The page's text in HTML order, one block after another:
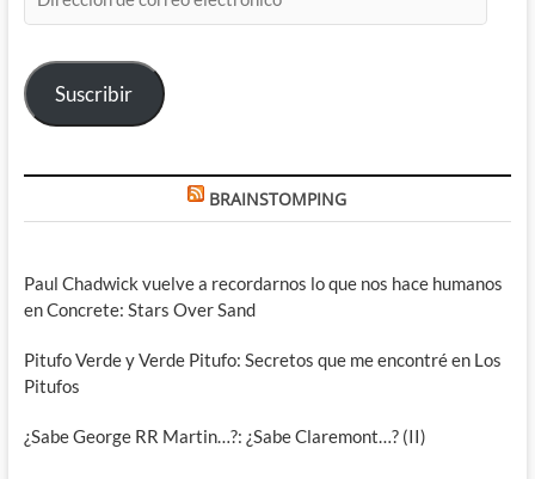
de
electrónico
Suscribir
BRAINSTOMPING
Paul Chadwick vuelve a recordarnos lo que nos hace humanos
en Concrete: Stars Over Sand
Pitufo Verde y Verde Pitufo: Secretos que me encontré en Los
Pitufos
¿Sabe George RR Martin…?: ¿Sabe Claremont…? (II)